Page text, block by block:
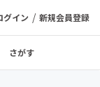
グイン / 新規会員登録
さがす